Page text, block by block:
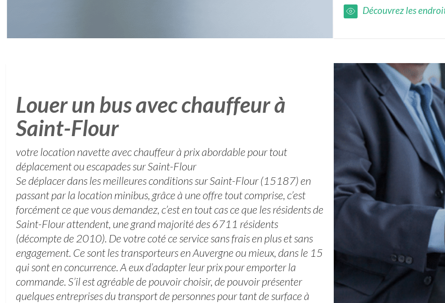
Découvrez les
Louer un bus avec chauffeur à
Saint-Flour
votre location navette avec chauffeur à prix abordable pour tout
déplacement ou escapades sur Saint-Flour
Se déplacer dans les meilleures conditions sur Saint-Flour (15187) en
passant par la location minibus, grâce à une offre tout comprise, c’est
forcément ce que vous demandez, c’est en tout cas ce que les résidents de
Saint-Flour attendent, une grand majorité des 6711 résidents
(décompte de 2010). De votre coté ce service sans frais en plus et sans
engagement. Ce sont les transporteurs en Auvergne ou mieux, dans le 15
qui sont en concurrence. A eux d’adapter leur prix pour emporter la
commande. S’il est agréable de pouvoir choisir, de pouvoir présenter
quelques entreprises du transport de personnes pour tant de surface à